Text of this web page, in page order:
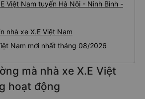
Việt Nam tuyến Hà Nội - Ninh Bình -
nhà xe X.E Việt Nam
Nam mới nhất tháng 08/2026
mà nhà xe X.E Việt
hoạt động